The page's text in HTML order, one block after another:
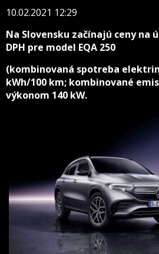
10.02.2021 12:29
Na Slovensku začínajú ceny na
DPH pre model EQA 250
(kombinovaná spotreba
kWh/100 km; kombinované
výkonom 140 kW.